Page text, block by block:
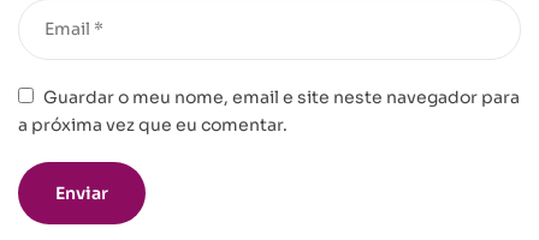
Guardar o meu nome, email e site neste navegador para
a próxima vez que eu comentar.